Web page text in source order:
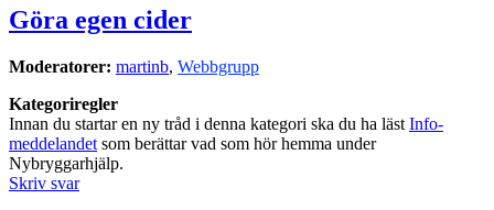
Göra egen cider
Moderatorer: martinb, Webbgrupp
Kategoriregler
Innan du startar en ny tråd i denna kategori ska du ha läst Info-
meddelandet som berättar vad som hör hemma under
Nybryggarhjälp.
Skriv svar